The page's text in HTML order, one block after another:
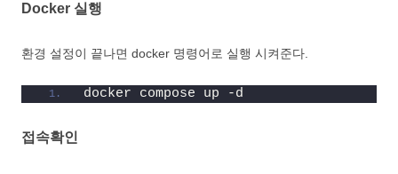
Docker 실행
환경 설정이 끝나면 docker 명령어로 실행 시켜준다.
docker compose up -d
접속확인